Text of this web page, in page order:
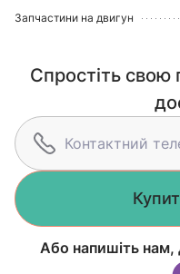
Запчастини на двигун
Спростіть свою
Або напишіть нам,